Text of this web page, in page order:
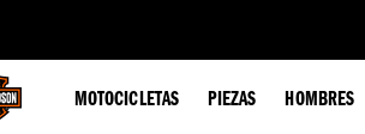
MOTOCICLETAS PIEZAS HOMBRES